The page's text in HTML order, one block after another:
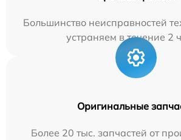
Большинство неисправностей
устраняем в течение 2
Оригинальные
Более 20 тыс. запчастей от